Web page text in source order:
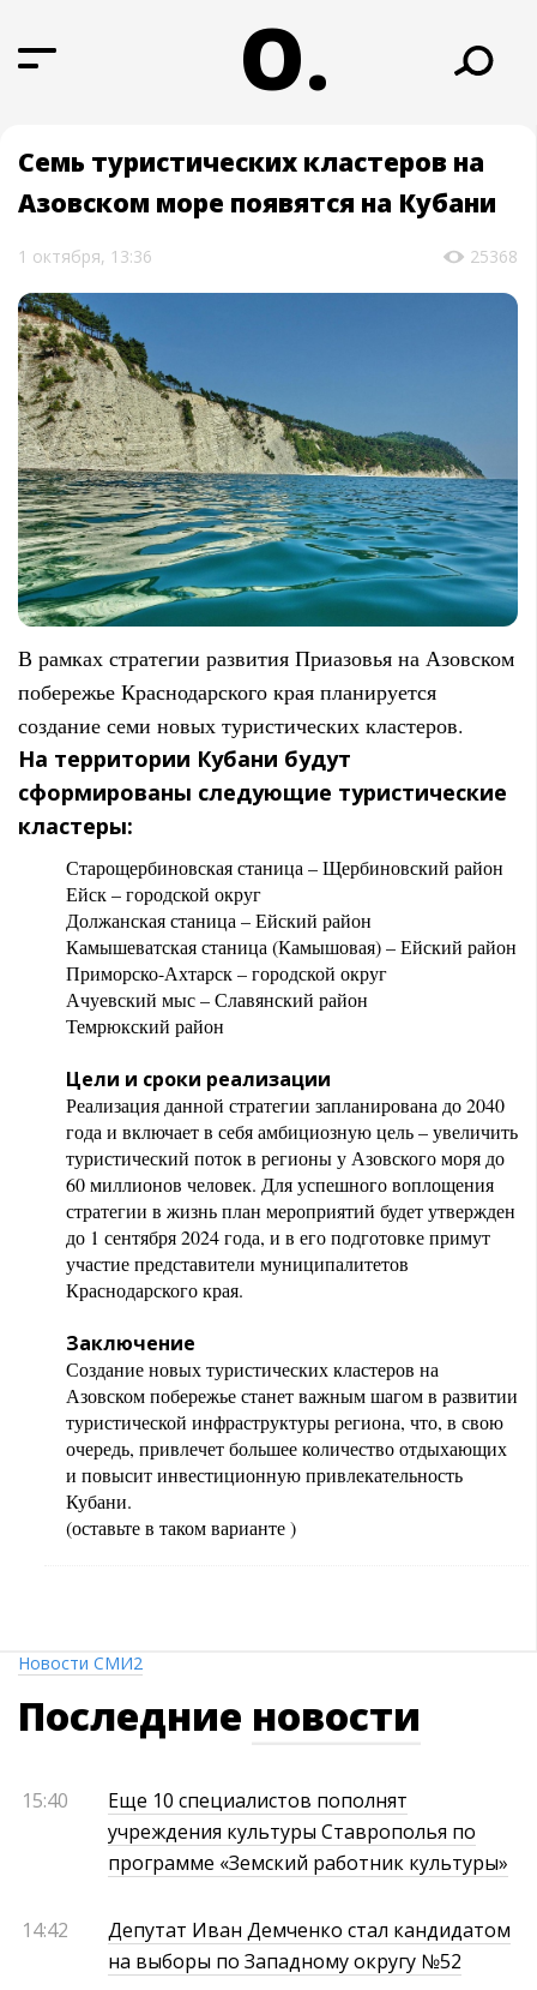
О.
Семь туристических кластеров на
Азовском море появятся на Кубани
1 октября, 13:36 25368
В рамках стратегии развития Приазовья на Азовском
побережье Краснодарского края планируется
создание семи новых туристических кластеров.
На территории Кубани будут
сформированы следующие туристические
кластеры:
Старощербиновская станица – Щербиновский район
Ейск – городской округ
Должанская станица – Ейский район
Камышеватская станица (Камышовая) – Ейский район
Приморско-Ахтарск – городской округ
Ачуевский мыс – Славянский район
Темрюкский район
Цели и сроки реализации
Реализация данной стратегии запланирована до 2040
года и включает в себя амбициозную цель – увеличить
туристический поток в регионы у Азовского моря до
60 миллионов человек. Для успешного воплощения
стратегии в жизнь план мероприятий будет утвержден
до 1 сентября 2024 года, и в его подготовке примут
участие представители муниципалитетов
Краснодарского края.
Заключение
Создание новых туристических кластеров на
Азовском побережье станет важным шагом в развитии
туристической инфраструктуры региона, что, в свою
очередь, привлечет большее количество отдыхающих
и повысит инвестиционную привлекательность
Кубани.
(оставьте в таком варианте )
Новости СМИ2
Последние новости
15:40
Еще 10 специалистов пополнят
учреждения культуры Ставрополья по
программе «Земский работник культуры»
14:42
Депутат Иван Демченко стал кандидатом
на выборы по Западному округу №52